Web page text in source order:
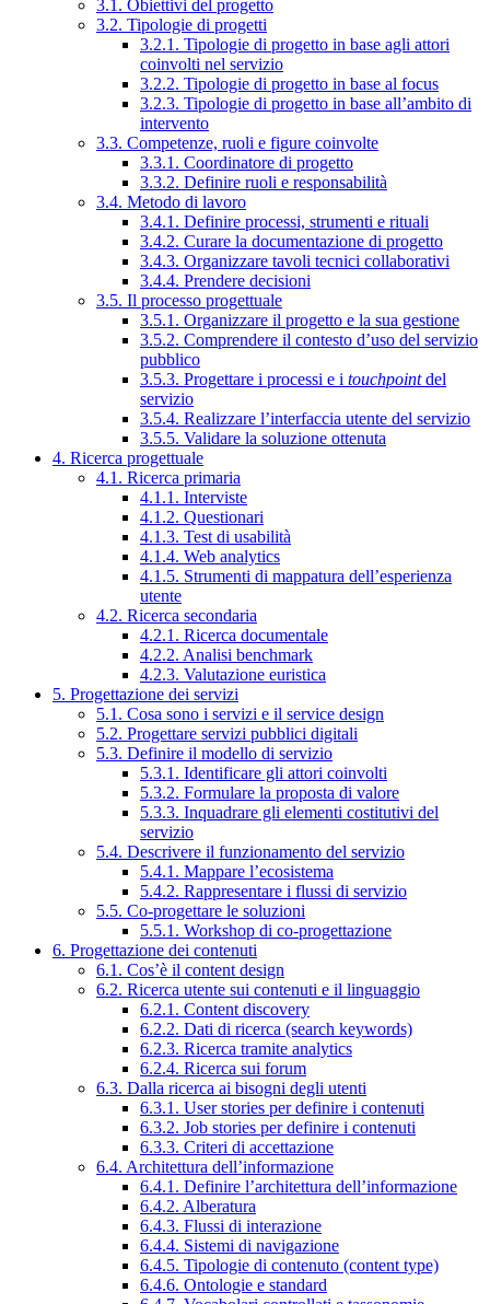
3.1. Obiettivi del progetto
3.2. Tipologie di progetti
3.2.1. Tipologie di progetto in base agli attori
coinvolti nel servizio
3.2.2. Tipologie di progetto in base al focus
3.2.3. Tipologie di progetto in base all’ambito di
intervento
3.3. Competenze, ruoli e figure coinvolte
3.3.1. Coordinatore di progetto
3.3.2. Definire ruoli e responsabilità
3.4. Metodo di lavoro
3.4.1. Definire processi, strumenti e rituali
3.4.2. Curare la documentazione di progetto
3.4.3. Organizzare tavoli tecnici collaborativi
3.4.4. Prendere decisioni
3.5. Il processo progettuale
3.5.1. Organizzare il progetto e la sua gestione
3.5.2. Comprendere il contesto d’uso del servizio
pubblico
3.5.3. Progettare i processi e i touchpointdel
servizio
3.5.4. Realizzare l’interfaccia utente del servizio
3.5.5. Validare la soluzione ottenuta
4. Ricerca progettuale
4.1. Ricerca primaria
4.1.1. Interviste
4.1.2. Questionari
4.1.3. Test di usabilità
4.1.4. Web analytics
4.1.5. Strumenti di mappatura dell’esperienza
utente
4.2. Ricerca secondaria
4.2.1. Ricerca documentale
4.2.2. Analisi benchmark
4.2.3. Valutazione euristica
5. Progettazione dei servizi
5.1. Cosa sono i servizi e il service design
5.2. Progettare servizi pubblici digitali
5.3. Definire il modello di servizio
5.3.1. Identificare gli attori coinvolti
5.3.2. Formulare la proposta di valore
5.3.3. Inquadrare gli elementi costitutivi del
servizio
5.4. Descrivere il funzionamento del servizio
5.4.1. Mappare l’ecosistema
5.4.2. Rappresentare i flussi di servizio
5.5. Co-progettare le soluzioni
5.5.1. Workshop di co-progettazione
6. Progettazione dei contenuti
6.1. Cos’è il content design
6.2. Ricerca utente sui contenuti e il linguaggio
6.2.1. Content discovery
6.2.2. Dati di ricerca (search keywords)
6.2.3. Ricerca tramite analytics
6.2.4. Ricerca sui forum
6.3. Dalla ricerca ai bisogni degli utenti
6.3.1. User stories per definire i contenuti
6.3.2. Job stories per definire i contenuti
6.3.3. Criteri di accettazione
6.4. Architettura dell’informazione
6.4.1. Definire l’architettura dell’informazione
6.4.2. Alberatura
6.4.3. Flussi di interazione
6.4.4. Sistemi di navigazione
6.4.5. Tipologie di contenuto (content type)
6.4.6. Ontologie e standard